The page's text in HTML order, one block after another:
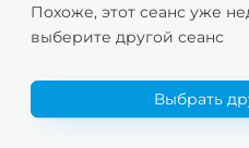
Похоже, этот сеанс уже
выберите другой сеанс
Выбрать